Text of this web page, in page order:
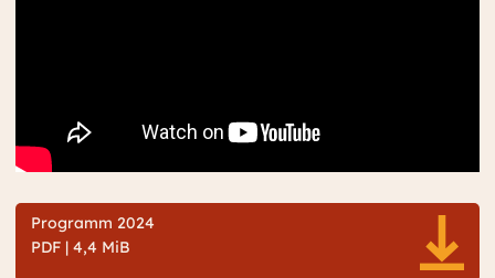
Programm 2024
PDF | 4,4 MiB